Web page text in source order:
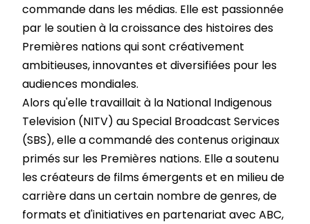
commande dans les médias. Elle est passionnée
par le soutien à la croissance des histoires des
Premières nations qui sont créativement
ambitieuses, innovantes et diversifiées pour les
audiences mondiales.
Alors qu'elle travaillait à la National Indigenous
Television (NITV) au Special Broadcast Services
(SBS), elle a commandé des contenus originaux
primés sur les Premières nations. Elle a soutenu
les créateurs de films émergents et en milieu de
carrière dans un certain nombre de genres, de
formats et d'initiatives en partenariat avec ABC,